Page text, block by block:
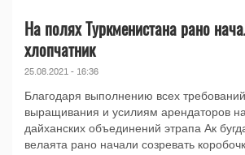
На полях Туркменистана рано
хлопчатник
25.08.2021 - 16:36
Благодаря выполнению всех
выращивания и усилиям арендаторов
дайханских объединений этрапа Ак
велаята рано начали созревать